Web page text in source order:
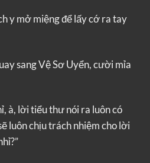
y mở miệng để lấy cớ ra tay
sang Vệ Sơ Uyển, cười mỉa
à, lời tiểu thư nói ra luôn có
luôn chịu trách nhiệm cho lời